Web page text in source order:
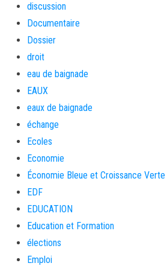
discussion
Documentaire
Dossier
droit
eau de baignade
EAUX
eaux de baignade
échange
Ecoles
Economie
Économie Bleue et Croissance Verte
EDF
EDUCATION
Education et Formation
élections
Emploi